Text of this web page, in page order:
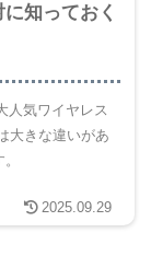
知っておく
人気ワイヤレス
大きな違いがあ
2025.09.29